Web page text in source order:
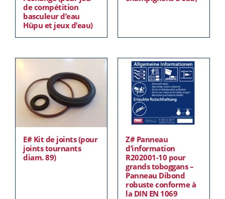
de compétition
basculeur d’eau
Hüpu et jeux d’eau)
E# Kit de joints (pour
joints tournants
diam. 89)
Z# Panneau
d’information
R202001-10 pour
grands toboggans –
Panneau Dibond
robuste conforme à
la DIN EN 1069